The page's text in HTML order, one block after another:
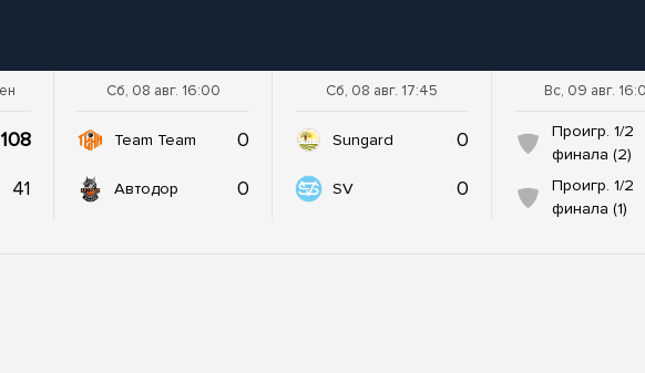
108
41
Сб, 08 авг. 16:00
Team Team 0
Автодор 0
Сб, 08 авг. 17:45
Sungard 0
SV 0
Вс, 09 авг.
Проигр. 1/2
финала (2)
Проигр. 1/2
финала (1)